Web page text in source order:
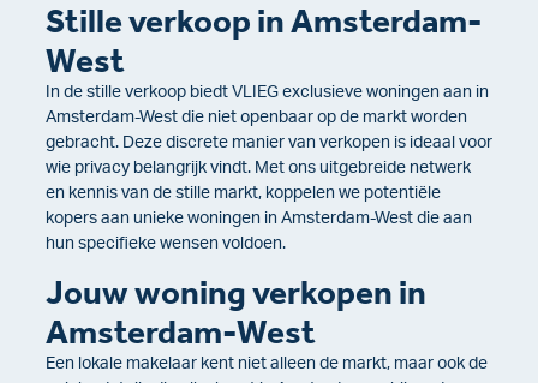
Stille verkoop in Amsterdam-
West
In de stille verkoop biedt VLIEG exclusieve woningen aan in
Amsterdam-West die niet openbaar op de markt worden
gebracht. Deze discrete manier van verkopen is ideaal voor
wie privacy belangrijk vindt. Met ons uitgebreide netwerk
en kennis van de stille markt, koppelen we potentiële
kopers aan unieke woningen in Amsterdam-West die aan
hun specifieke wensen voldoen.
Jouw woning verkopen in
Amsterdam-West
Een lokale makelaar kent niet alleen de markt, maar ook de